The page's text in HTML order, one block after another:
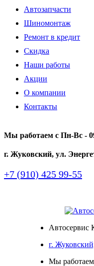
Автозапчасти
Шиномонтаж
Ремонт в кредит
Скидка
Наши работы
Акции
О компании
Контакты
Мы работаем с Пн-Вc -
г. Жуковский, ул.
+7 (910) 425 99-55
Автосервис
г.
Мы